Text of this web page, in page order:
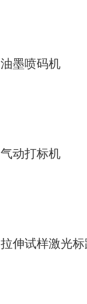
油墨喷码机
气动打标机
拉伸试样激光